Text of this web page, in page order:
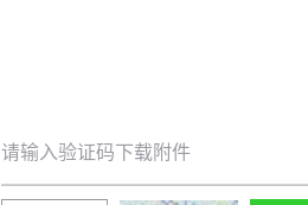
请输入验证码下载附件